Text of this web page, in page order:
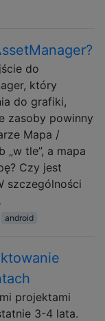
do
który
do grafiki,
zasoby powinny
Mapa /
tle”, a mapa
Czy jest
szczególności
android
projektami
3-4 lata.